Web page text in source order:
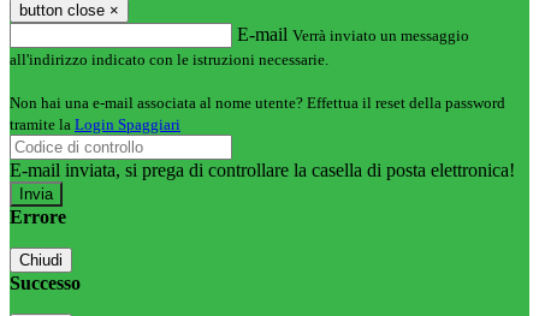
button close ×
E-mail Verrà inviato un messaggio
all'indirizzo indicato con le istruzioni necessarie.
Non hai una e-mail associata al nome utente? Effettua il reset della password
tramite la Login Spaggiari
E-mail inviata, si prega di controllare la casella di posta elettronica!
Errore
Chiudi
Successo